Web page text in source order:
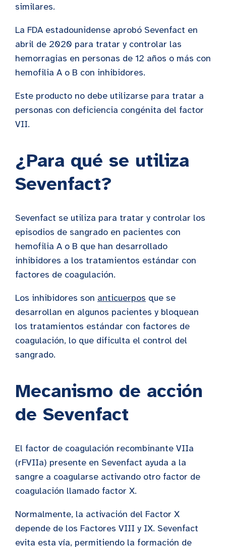
similares.
La FDA estadounidense aprobó Sevenfact en
abril de 2020 para tratar y controlar las
hemorragias en personas de 12 años o más con
hemofilia A o B con inhibidores.
Este producto no debe utilizarse para tratar a
personas con deficiencia congénita del factor
VII.
¿Para qué se utiliza
Sevenfact?
Sevenfact se utiliza para tratar y controlar los
episodios de sangrado en pacientes con
hemofilia A o B que han desarrollado
inhibidores a los tratamientos estándar con
factores de coagulación.
Los inhibidores son anticuerpos que se
desarrollan en algunos pacientes y bloquean
los tratamientos estándar con factores de
coagulación, lo que dificulta el control del
sangrado.
Mecanismo de acción
de Sevenfact
El factor de coagulación recombinante VIIa
(rFVIIa) presente en Sevenfact ayuda a la
sangre a coagularse activando otro factor de
coagulación llamado factor X.
Normalmente, la activación del Factor X
depende de los Factores VIII y IX. Sevenfact
evita esta vía, permitiendo la formación de